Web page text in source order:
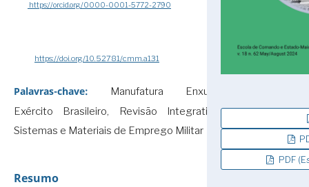
https://orcid.org/0000-0001-5772-2790
https://doi.org/10.52781/cmm.a131
Palavras-chave:
Manufatura Enxuta,
Exército Brasileiro, Revisão Integrativa,
Sistemas e Materiais de Emprego Militar
Resumo
PDF